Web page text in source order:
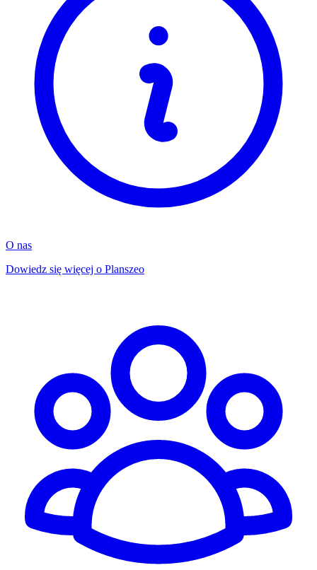
O nas
Dowiedz się więcej o Planszeo